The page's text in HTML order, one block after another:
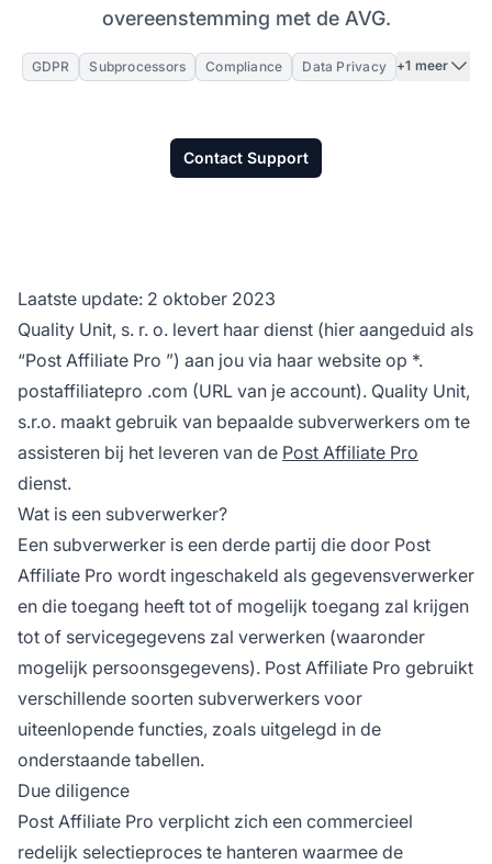
overeenstemming met de AVG.
GDPR Subprocessors Compliance Data Privacy +1 meer
Contact Support
Laatste update: 2 oktober 2023
Quality Unit, s. r. o. levert haar dienst (hier aangeduid als
“Post Affiliate Pro ”) aan jou via haar website op *.
postaffiliatepro .com (URL van je account). Quality Unit,
s.r.o. maakt gebruik van bepaalde subverwerkers om te
assisteren bij het leveren van de Post Affiliate Pro
dienst.
Wat is een subverwerker?
Een subverwerker is een derde partij die door Post
Affiliate Pro wordt ingeschakeld als gegevensverwerker
en die toegang heeft tot of mogelijk toegang zal krijgen
tot of servicegegevens zal verwerken (waaronder
mogelijk persoonsgegevens). Post Affiliate Pro gebruikt
verschillende soorten subverwerkers voor
uiteenlopende functies, zoals uitgelegd in de
onderstaande tabellen.
Due diligence
Post Affiliate Pro verplicht zich een commercieel
redelijk selectieproces te hanteren waarmee de